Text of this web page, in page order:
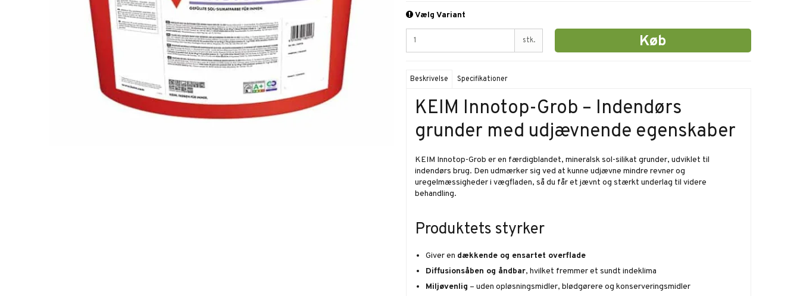
Vælg Variant
stk. Køb
Beskrivelse Specifikationer
KEIM Innotop-Grob – Indendørs
grunder med udjævnende egenskaber
KEIM Innotop-Grob er en færdigblandet, mineralsk sol-silikat grunder, udviklet til
indendørs brug. Den udmærker sig ved at kunne udjævne mindre revner og
uregelmæssigheder i vægfladen, så du får et jævnt og stærkt underlag til videre
behandling.
Produktets styrker
Giver en dækkende og ensartet overflade
Diffusionsåben og åndbar, hvilket fremmer et sundt indeklima
Miljøvenlig – uden opløsningsmidler, blødgørere og konserveringsmidler